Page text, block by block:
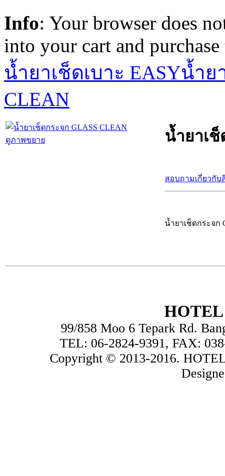
Info: Your browser does
into your cart and
น้ำยาเช็ดเบาะ EASYน้ำย
CLEAN
ดูภาพขยาย น้ำยาเช็
สอบถามเกี่ยวกับ
น้ำยาเช็ดกระจก
HOTEL
99/858 Moo 6 Tepark Rd.
TEL: 06-2824-9391, FAX:
Copyright © 2013-2016.